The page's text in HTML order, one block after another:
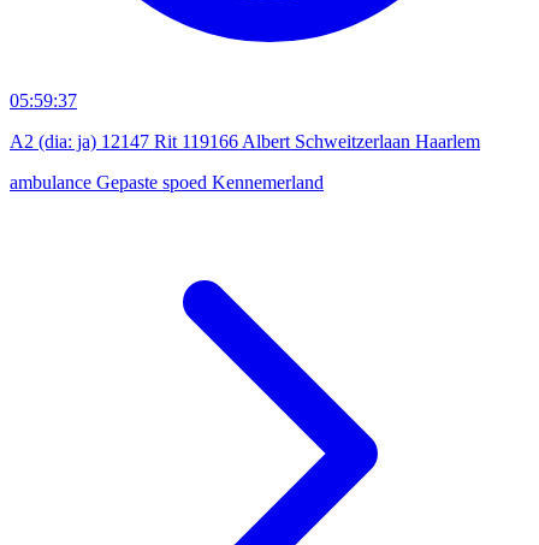
05:59:37
A2 (dia: ja) 12147 Rit 119166 Albert Schweitzerlaan Haarlem
ambulance Gepaste spoed Kennemerland